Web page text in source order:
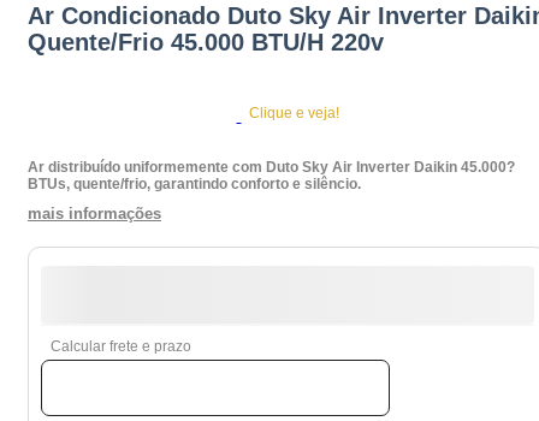
Ar Condicionado Duto Sky Air Inverter
Quente/Frio 45.000 BTU/H 220v
Clique e veja!
Ar distribuído uniformemente com Duto Sky Air Inverter Daikin 45.000?
BTUs, quente/frio, garantindo conforto e silêncio.
mais informações
Calcular frete e prazo